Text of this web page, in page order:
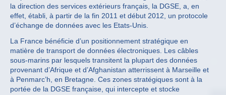
la direction des services extérieurs français, la DGSE, a, en
effet, établi, à partir de la fin 2011 et début 2012, un protocole
d’échange de données avec les Etats-Unis.
La France bénéficie d’un positionnement stratégique en
matière de transport de données électroniques. Les câbles
sous-marins par lesquels transitent la plupart des données
provenant d’Afrique et d’Afghanistan atterrissent à Marseille et
à Penmarc’h, en Bretagne. Ces zones stratégiques sont à la
portée de la DGSE française, qui intercepte et stocke